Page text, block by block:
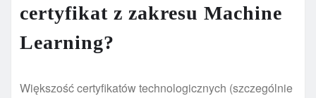
certyfikat z zakresu Machine
Learning?
Większość certyfikatów technologicznych (szczególnie